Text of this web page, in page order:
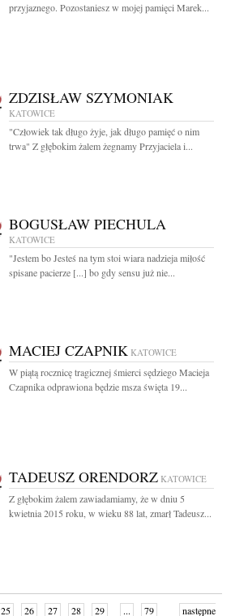
przyjaznego. Pozostaniesz w mojej pamięci Marek...
ZDZISŁAW SZYMONIAK
KATOWICE
"Człowiek tak długo żyje, jak długo pamięć o nim
trwa" Z głębokim żalem żegnamy Przyjaciela i...
BOGUSŁAW PIECHULA
KATOWICE
"Jestem bo Jesteś na tym stoi wiara nadzieja miłość
spisane pacierze [...] bo gdy sensu już nie...
MACIEJ CZAPNIK KATOWICE
W piątą rocznicę tragicznej śmierci sędziego Macieja
Czapnika odprawiona będzie msza święta 19...
TADEUSZ ORENDORZ KATOWICE
Z głębokim żalem zawiadamiamy, że w dniu 5
kwietnia 2015 roku, w wieku 88 lat, zmarł Tadeusz...
25 26 27 28 29 ... 79 następne